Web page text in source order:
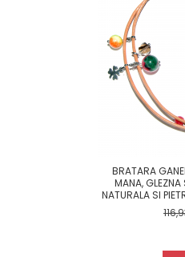
BRATARA
MANA, GLEZNA
NATURALA SI
JAD LEMON,